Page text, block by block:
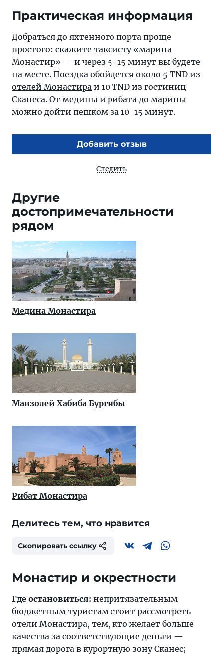
Практическая информация
Добраться до яхтенного порта проще
простого: скажите таксисту «марина
Монастир» — и через 5-15 минут вы будете
на месте. Поездка обойдется около 5 TND из
отелей Монастира и 10 TND из гостиниц
Сканеса. От медины и рибата до марины
можно дойти пешком за 10-15 минут.
Добавить отзыв
Следить
Другие
достопримечательности
рядом
Медина Монастира
Мавзолей Хабиба Бургибы
Рибат Монастира
Делитесь тем, что нравится
Скопировать ссылку
Монастир и окрестности
Где остановиться: непритязательным
бюджетным туристам стоит рассмотреть
отели Монастира, тем, кто желает больше
качества за соответствующие деньги —
прямая дорога в курортную зону Сканес;